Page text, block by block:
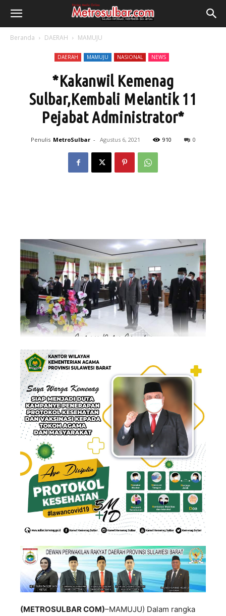
Beranda DAERAH MAMUJU
DAERAH MAMUJU NASIONAL NEWS
*Kakanwil Kemenag
Sulbar,Kembali Melantik 11
Pejabat Administrator*
Penulis MetroSulbar - Agustus 6, 2021 910 0
(METROSULBAR COM)–MAMUJU) Dalam rangka